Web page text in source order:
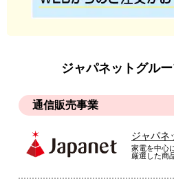
ジャパネットグル
通信販売事業
ジャパネ
家電を中心
厳選した商